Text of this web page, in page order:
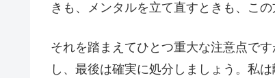
きも、メンタルを立て直すときも、こ
それを踏まえてひとつ重大な注意点で
し、最後は確実に処分しましょう。私